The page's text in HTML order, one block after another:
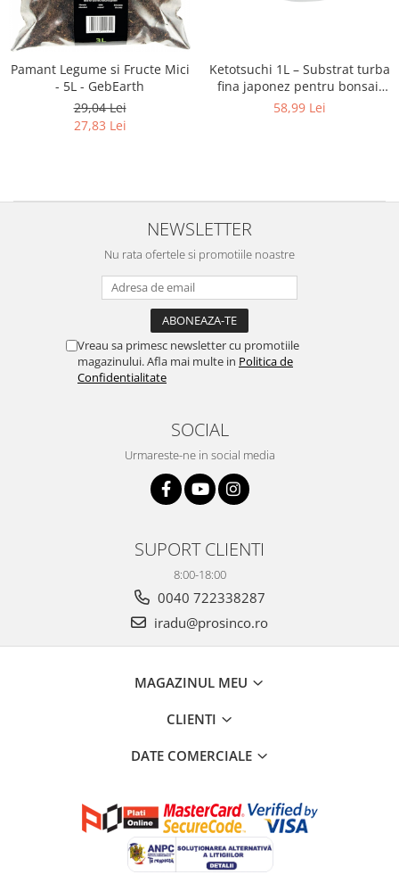
Pamant Legume si Fructe Mici
- 5L - GebEarth
29,04 Lei
27,83 Lei
Ketotsuchi 1L – Substrat turba
fina japonez pentru bonsai,
răsaduri și fixing mușchi
58,99 Lei
NEWSLETTER
Nu rata ofertele si promotiile noastre
Vreau sa primesc newsletter cu promotiile
magazinului. Afla mai multe in Politica de
Confidentialitate
SOCIAL
Urmareste-ne in social media
SUPORT CLIENTI
8:00-18:00
0040 722338287
iradu@prosinco.ro
MAGAZINUL MEU
CLIENTI
DATE COMERCIALE